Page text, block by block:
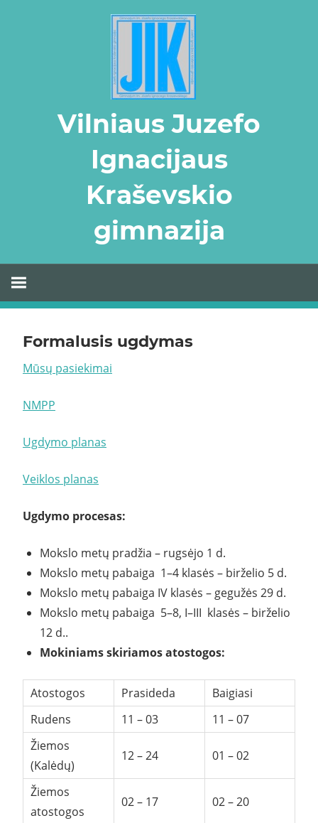
Vilniaus Juzefo
Ignacijaus
Kraševskio
gimnazija
Formalusis ugdymas
Mūsų pasiekimai
NMPP
Ugdymo planas
Veiklos planas
Ugdymo procesas:
Mokslo metų pradžia – rugsėjo 1 d.
Mokslo metų pabaiga 1–4 klasės – birželio 5 d.
Mokslo metų pabaiga IV klasės – gegužės 29 d.
Mokslo metų pabaiga 5–8, I–III klasės – birželio
12 d..
Mokiniams skiriamos atostogos:
Atostogos Prasideda
Baigiasi
Rudens
11 – 03
11 – 07
Žiemos
(Kalėdų)
12 – 24 01 – 02
Žiemos
atostogos
02 – 17 02 – 20